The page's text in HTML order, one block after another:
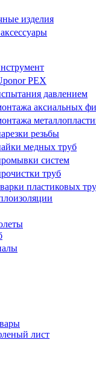
изделия
PEX
давлением
аксиальных
резьбы
медных труб
систем
труб
пластиковых
лист